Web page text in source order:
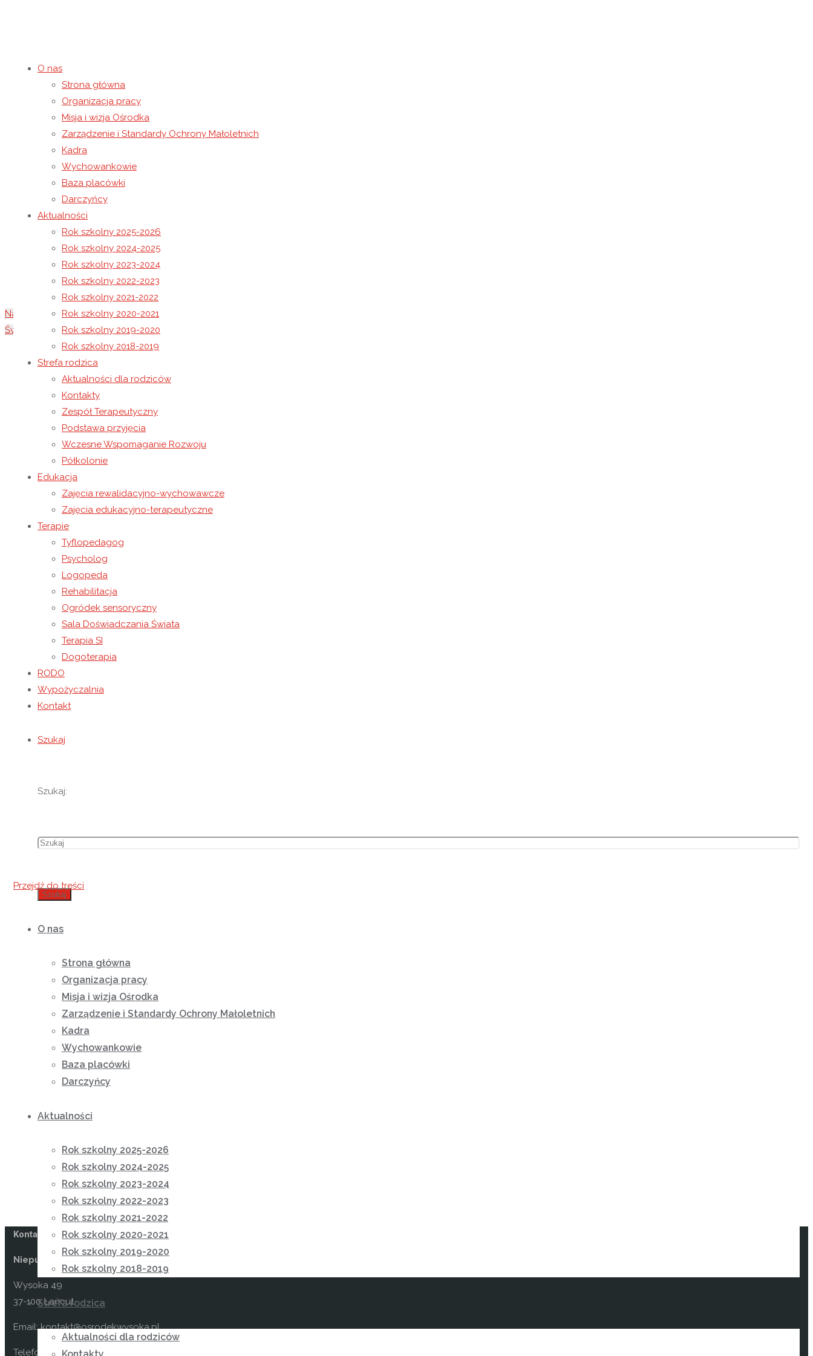
O nas
Strona główna
Organizacja pracy
Misja i wizja Ośrodka
Zarządzenie i Standardy Ochrony Małoletnich
Kadra
Wychowankowie
Baza placówki
Darczyńcy
Aktualności
Rok szkolny 2025-2026
Rok szkolny 2024-2025
Rok szkolny 2023-2024
Rok szkolny 2022-2023
Rok szkolny 2021-2022
Rok szkolny 2020-2021
Rok szkolny 2019-2020
Rok szkolny 2018-2019
Strefa rodzica
Aktualności dla rodziców
Kontakty
Zespół Terapeutyczny
Podstawa przyjęcia
Wczesne Wspomaganie Rozwoju
Półkolonie
Edukacja
Zajęcia rewalidacyjno-wychowawcze
Zajęcia edukacyjno-terapeutyczne
Terapie
Tyflopedagog
Psycholog
Logopeda
Rehabilitacja
Ogródek sensoryczny
Sala Doświadczania Świata
Terapia SI
Dogoterapia
RODO
Wypożyczalnia
Kontakt
Szukaj
Szukaj:
Szukaj
Przejdź do treści
O nas
Strona główna
Organizacja pracy
Misja i wizja Ośrodka
Zarządzenie i Standardy Ochrony Małoletnich
Kadra
Wychowankowie
Baza placówki
Darczyńcy
Aktualności
Rok szkolny 2025-2026
Rok szkolny 2024-2025
Rok szkolny 2023-2024
Rok szkolny 2022-2023
Rok szkolny 2021-2022
Rok szkolny 2020-2021
Rok szkolny 2019-2020
Rok szkolny 2018-2019
Strefa rodzica
Aktualności dla rodziców
Listopadowa Alpakoterapia
13 listopada 2025
Strona główna Rok szkolny 2025-2026
Narodowe Święto Niepodległości
Świętowanie Dnia Niepodległości
13 listopada 202514 listopada 2025
Spotkanie z alpakami w naszym Ośrodku
W dniu 13 listopada 2025 roku wychowankowie Niepublicznego Ośrodka Rewalidacyjno-Wychowawczego Caritas w Wysokiej mieli niezwykłych gości
– odwiedziły ich dwie urocze alpaki Hugo i Luis z Fundacji AMICO. Spotkanie odbyło się w ramach zajęć terapeutycznych i przyniosło wszystkim
uczestnikom wiele radości, uśmiechu i spokoju.
Była to kolejna wizyta alpak w naszym Ośrodku, na którą wychowankowie czekali z ogromnym entuzjazmem. Zwierzęta szybko zyskały sympatię
wszystkich dzięki swojemu łagodnemu charakterowi i przyjaznemu nastawieniu. Dzieci mogły je głaskać, karmić i przytulać, a bliski kontakt ze
zwierzętami wywoływał wiele pozytywnych emocji. Ich obecność działała wyciszająco i relaksująco, tworząc atmosferę spokoju i bezpieczeństwa.
Zajęcia z udziałem alpak stanowiły nie tylko wspaniałą zabawę, lecz także ważny element terapii wspierającej rozwój emocjonalny i społeczny
wychowanków. Na zakończenie spotkania uczestnicy wzięli udział w zajęciach plastyczno-technicznych, podczas których tworzyli kolorowe prace
inspirowane alpakami.
Kontakt
Niepubliczny Ośrodek Rewalidacyjno-Wychowawczy Caritas w Wysokiej
Wysoka 49
37-100 Łańcut
Email: kontakt@osrodekwysoka.pl
Telefon: (17) 22 58 055